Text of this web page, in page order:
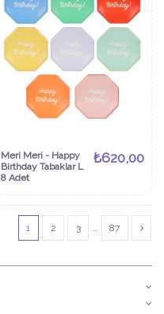
Meri Meri - Happy
Birthday Tabaklar L
8 Adet
₺620,00
1 2 3 87